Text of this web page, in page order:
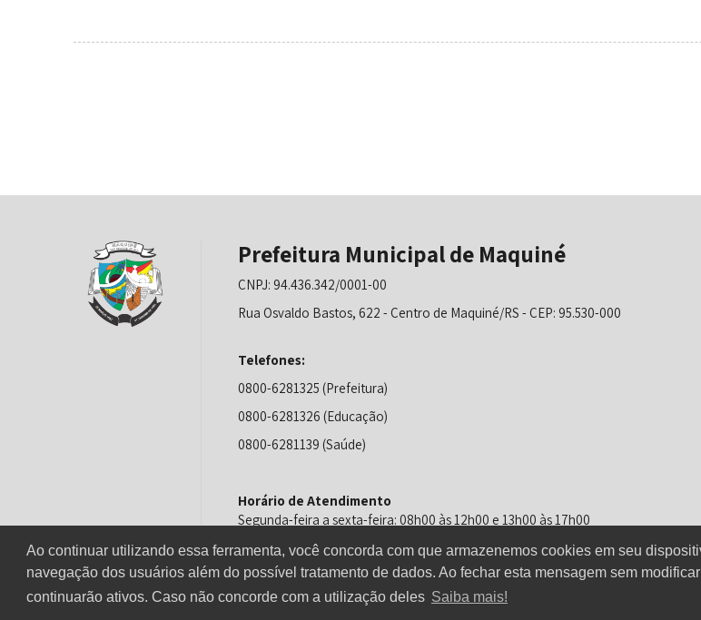
Ao continuar utilizando essa ferramenta, você concorda com que armazenemos cookies em seu
navegação dos usuários além do possível tratamento de dados. Ao fechar esta mensagem sem
continuarão ativos. Caso não concorde com a utilização deles Saiba mais!
Prefeitura Municipal de Maquiné
CNPJ: 94.436.342/0001-00
Rua Osvaldo Bastos, 622 - Centro de Maquiné/RS - CEP: 95.530-000
Telefones:
0800-6281325 (Prefeitura)
0800-6281326 (Educação)
0800-6281139 (Saúde)
Horário de Atendimento
Segunda-feira a sexta-feira: 08h00 às 12h00 e 13h00 às 17h00
© Copyright 2021 - Direitos reservados à Prefeitura de Maquiné/RS